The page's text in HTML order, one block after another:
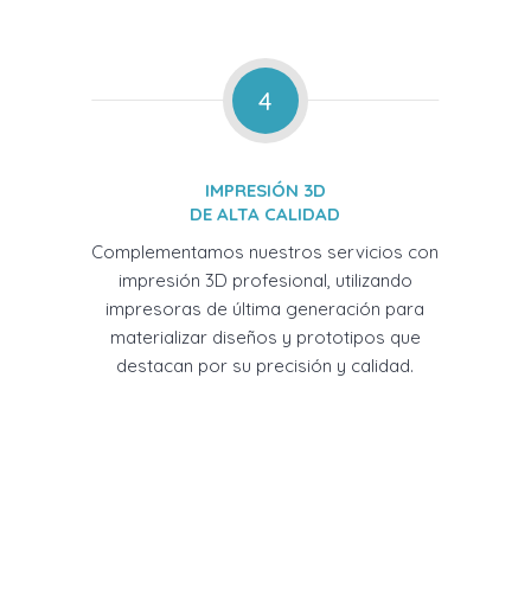
4
IMPRESIÓN 3D
DE ALTA CALIDAD
Complementamos nuestros servicios con
impresión 3D profesional, utilizando
impresoras de última generación para
materializar diseños y prototipos que
destacan por su precisión y calidad.